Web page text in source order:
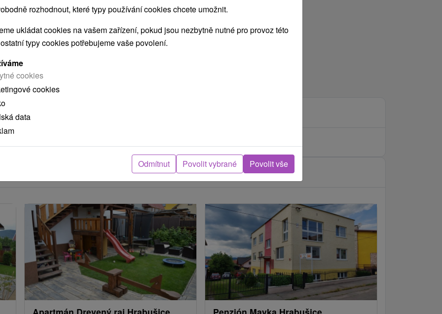
POKRAČOVAT
skutečná délka cesty může být jiná.
v blízkosti?
rozhodnout, které typy používání cookies chcete umožnit.
ukládat cookies na vašem zařízení, pokud jsou nezbytně nutné pro provoz této
typy cookies potřebujeme vaše povolení.
cookies
cookies
data
Odmítnut Povolit vybrané Povolit vše